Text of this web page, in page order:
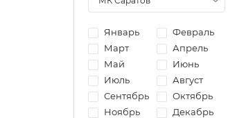
Январь
Февраль
Март
Апрель
Май
Июнь
Июль
Август
Сентябрь
Октябрь
Ноябрь
Декабрь